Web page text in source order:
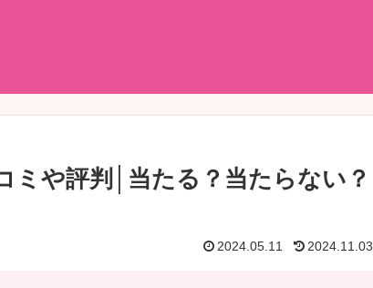
ミや評判│当たる？当たらない？
2024.05.11 2024.11.03